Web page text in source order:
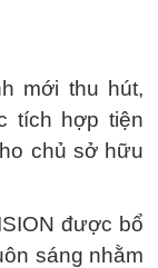
mới thu hút,
tích hợp tiện
chủ sở hữu
được bổ
sáng nhằm